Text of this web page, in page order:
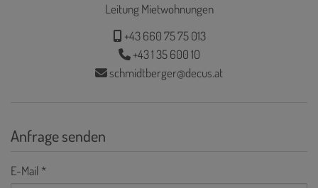
Leitung Mietwohnungen
+43 660 75 75 013
+43 1 35 600 10
schmidtberger@decus.at
Anfrage senden
E-Mail